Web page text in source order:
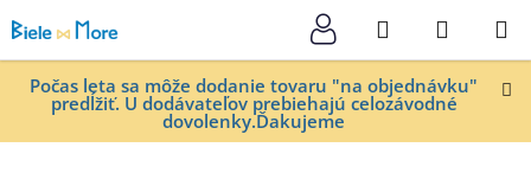
na
obsah
Počas leta sa môže dodanie tovaru "na objednávku"
predĺžiť. U dodávateľov prebiehajú celozávodné
dovolenky.Ďakujeme
Hľadať
KOŠÍK